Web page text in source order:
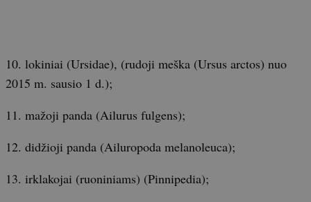
10. lokiniai (Ursidae), (rudoji meška (Ursus arctos) nuo
2015 m. sausio 1 d.);
11. mažoji panda (Ailurus fulgens);
12. didžioji panda (Ailuropoda melanoleuca);
13. irklakojai (ruoniniams) (Pinnipedia);